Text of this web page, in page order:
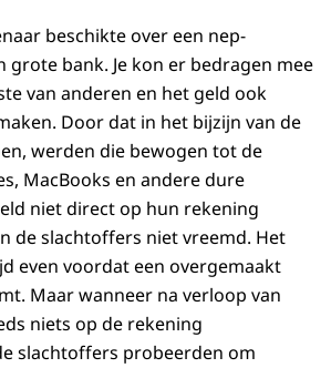
beschikte over een nep-
grote bank. Je kon er bedragen mee
van anderen en het geld ook
Door dat in het bijzijn van de
werden die bewogen tot de
MacBooks en andere dure
niet direct op hun rekening
de slachtoffers niet vreemd. Het
even voordat een overgemaakt
Maar wanneer na verloop van
niets op de rekening
slachtoffers probeerden om